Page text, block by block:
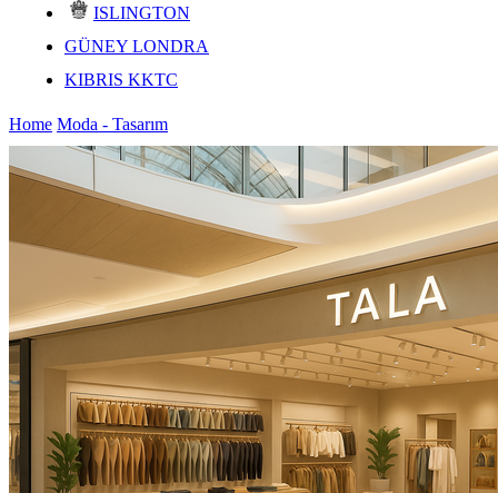
ISLINGTON
GÜNEY LONDRA
KIBRIS KKTC
Home Moda - Tasarım